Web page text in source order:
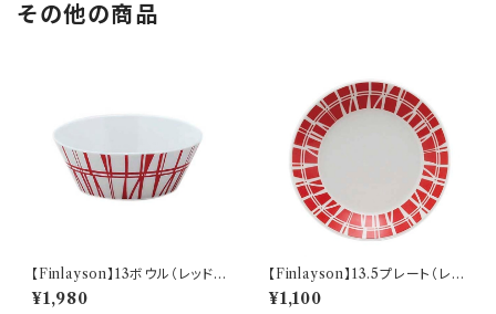
その他の商品
【Finlayson】13ボウル（レッド）
【コロナ】
¥1,980
【Finlayson】13.5プレート（レッ
ド）【コロナ】
¥1,100